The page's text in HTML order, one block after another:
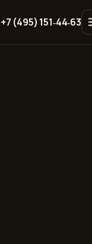
+7 (495) 151‑44‑63